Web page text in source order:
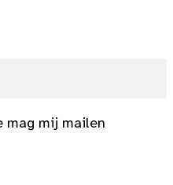
mag mij mailen